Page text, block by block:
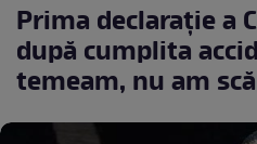
Prima declaraţie a
după cumplita
temeam, nu am